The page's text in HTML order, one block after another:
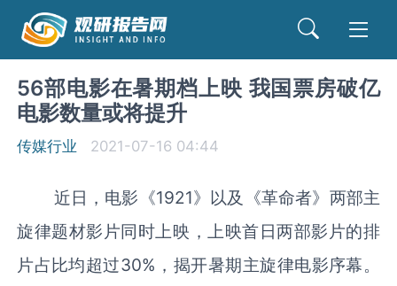
56部电影在暑期档上映 我国票房破亿
电影数量或将提升
传媒行业 2021-07-16 04:44
近日，电影《1921》以及《革命者》两部主
旋律题材影片同时上映，上映首日两部影片的排
片占比均超过30%，揭开暑期主旋律电影序幕。